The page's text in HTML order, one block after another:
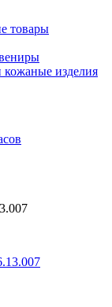
товары
изделия